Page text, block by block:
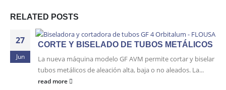
RELATED POSTS
27
Jun
CORTE Y BISELADO DE TUBOS METÁLICOS
La nueva máquina modelo GF AVM permite cortar y biselar
tubos metálicos de aleación alta, baja o no aleados. La...
read more